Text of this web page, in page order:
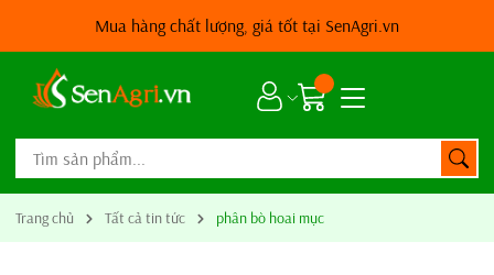
Mua hàng chất lượng, giá tốt tại SenAgri.vn
Trang chủ Tất cả tin tức phân bò hoai mục